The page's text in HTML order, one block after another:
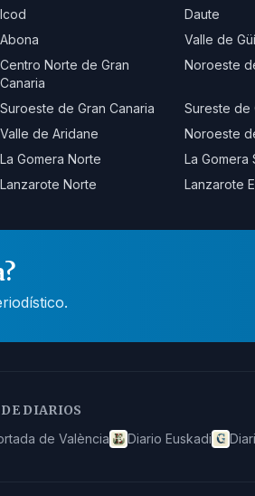
Icod
Daute
Abona
Valle de
Centro Norte de Gran
Canaria
Noroeste
Suroeste de Gran Canaria
Sureste de
Valle de Aridane
Noroeste
La Gomera Norte
La Gomera
Lanzarote Norte Lanzarote
DIARIOS
de València Diario Euskadi